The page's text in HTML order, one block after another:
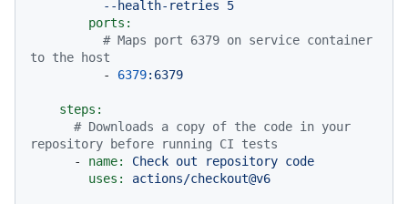
ports:
# Maps port 6379 on service container
to the host
-
6379:6379
steps:
# Downloads a copy of the code in your
repository before running CI tests
-
name: Check out repository code
uses:
actions/checkout@v6